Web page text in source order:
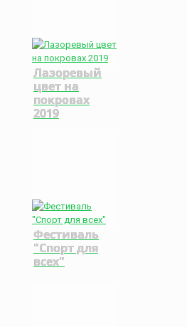
Лазоревый
цвет на
покровах
2019
Фестиваль
"Спорт для
всех"